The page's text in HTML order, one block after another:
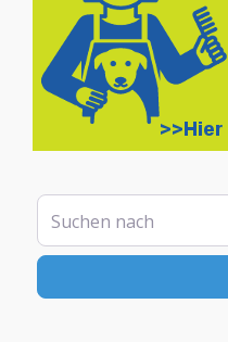
Suchen nach